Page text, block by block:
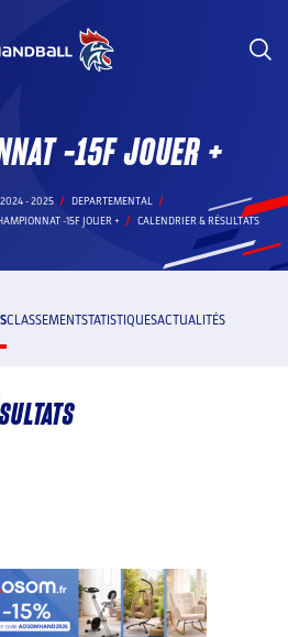
-15F JOUER +
2024 - 2025
DEPARTEMENTAL
-15F JOUER + CALENDRIER & RÉSULTATS
CLASSEMENTSTATISTIQUESACTUALITÉS